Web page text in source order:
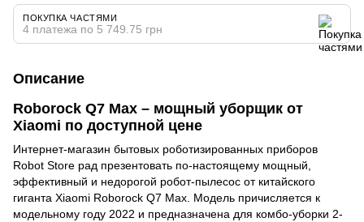
ПОКУПКА ЧАСТЯМИ
4 платежа по 5 749.75 грн
Описание
Roborock Q7 Max – мощный уборщик от
Xiaomi по доступной цене
Интернет-магазин бытовых роботизированных приборов
Robot Store рад презентовать по-настоящему мощный,
эффективный и недорогой робот-пылесос от китайского
гиганта Xiaomi Roborock Q7 Max. Модель причисляется к
модельному году 2022 и предназначена для комбо-уборки 2-